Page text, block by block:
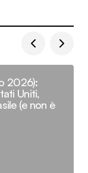
2026):
Uniti,
(e non è